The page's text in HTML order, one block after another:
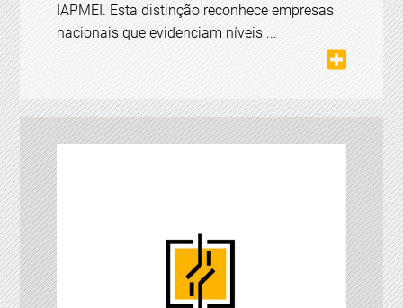
IAPMEI. Esta distinção reconhece empresas
nacionais que evidenciam níveis ...